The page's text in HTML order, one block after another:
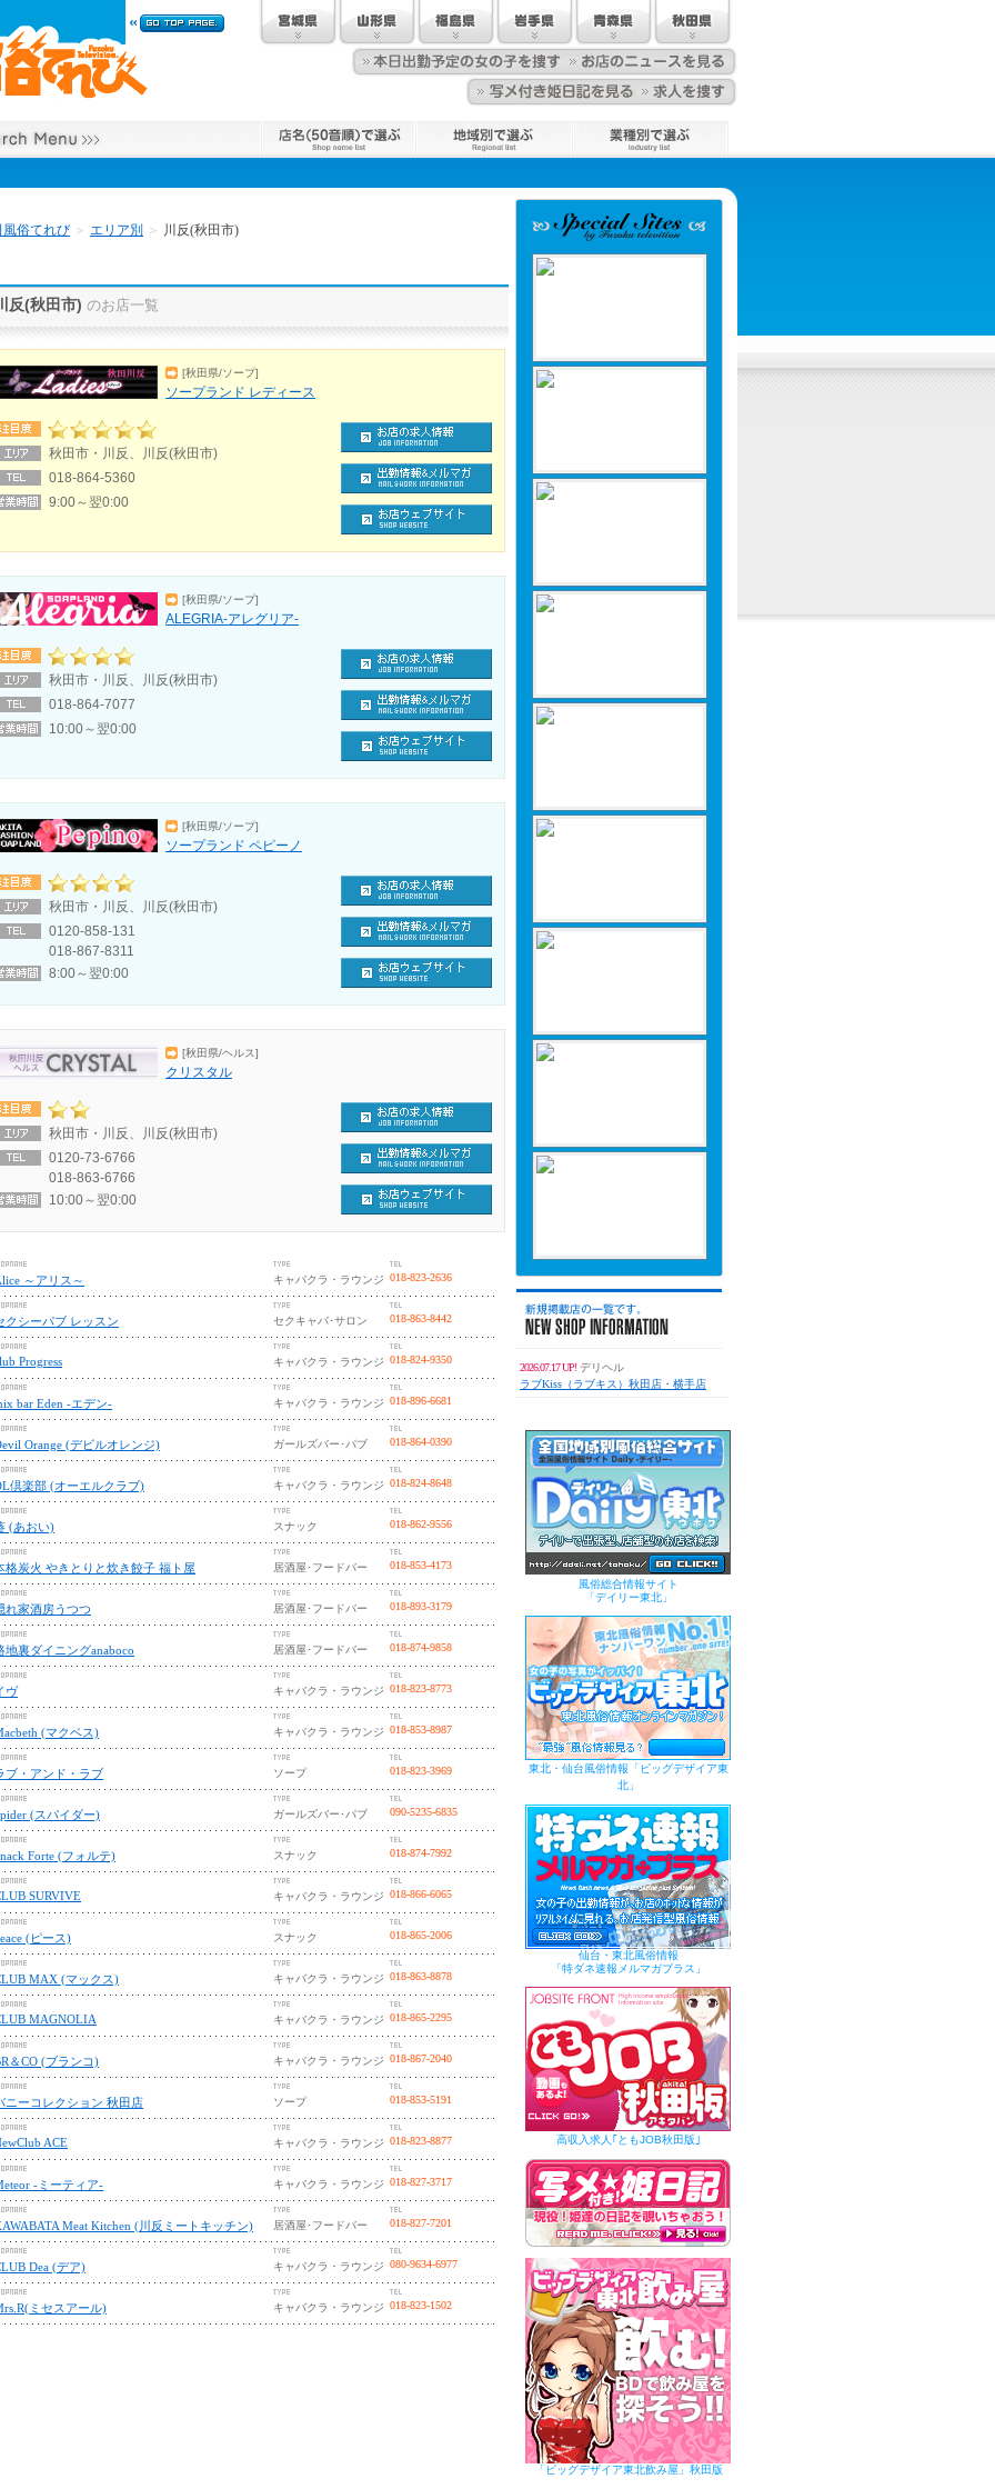
風俗てれび ＞ エリア別 ＞ 川反(秋田市)
反(秋田市) のお店一覧
[秋田県/ソープ]
ソープランド レディース
秋田市・川反、川反(秋田市)
018-864-5360
9:00～翌0:00
[秋田県/ソープ]
ALEGRIA-アレグリア-
秋田市・川反、川反(秋田市)
018-864-7077
10:00～翌0:00
[秋田県/ソープ]
ソープランド ペピーノ
秋田市・川反、川反(秋田市)
0120-858-131
018-867-8311
8:00～翌0:00
[秋田県/ヘルス]
クリスタル
秋田市・川反、川反(秋田市)
0120-73-6766
018-863-6766
10:00～翌0:00
～アリス～ キャバクラ・ラウンジ 018-823-2636
クシーパブ レッスン セクキャバ･サロン 018-863-8442
Progress キャバクラ・ラウンジ 018-824-9350
bar Eden -エデン- キャバクラ・ラウンジ 018-896-6681
Orange (デビルオレンジ) ガールズバー･パブ 018-864-0390
倶楽部 (オーエルクラブ) キャバクラ・ラウンジ 018-824-8648
(あおい) スナック 018-862-9556
格炭火 やきとりと炊き餃子 福ト屋 居酒屋･フードバー 018-853-4173
れ家酒房うつつ 居酒屋･フードバー 018-893-3179
地裏ダイニングanaboco 居酒屋･フードバー 018-874-9858
ヴ キャバクラ・ラウンジ 018-823-8773
(マクベス) キャバクラ・ラウンジ 018-853-8987
ブ・アンド・ラブ ソープ 018-823-3969
(スパイダー) ガールズバー･パブ 090-5235-6835
Forte (フォルテ) スナック 018-874-7992
SURVIVE キャバクラ・ラウンジ 018-866-6065
(ピース) スナック 018-865-2006
MAX (マックス) キャバクラ・ラウンジ 018-863-8878
MAGNOLIA キャバクラ・ラウンジ 018-865-2295
＆CO (ブランコ) キャバクラ・ラウンジ 018-867-2040
ニーコレクション 秋田店 ソープ 018-853-5191
ACE キャバクラ・ラウンジ 018-823-8877
-ミーティア- キャバクラ・ラウンジ 018-827-3717
Meat Kitchen (川反ミートキッチン) 居酒屋･フードバー 018-827-7201
Dea (デア) キャバクラ・ラウンジ 080-9634-6977
ミセスアール) キャバクラ・ラウンジ 018-823-1502
2026.07.17 UP! デリヘル
ラブKiss（ラブキス）秋田店・横手店
風俗総合情報サイト
「デイリー東北」
東北・仙台風俗情報「ビッグデザイア東
北」
仙台・東北風俗情報
「特ダネ速報メルマガプラス」
高収入求人｢ともJOB秋田版｣
「ビッグデザイア東北飲み屋」秋田版